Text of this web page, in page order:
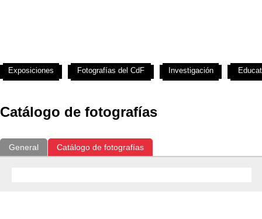
Catálogo de fotografías
General Catálogo de fotografías
Exposiciones Fotografías del CdF Investigación